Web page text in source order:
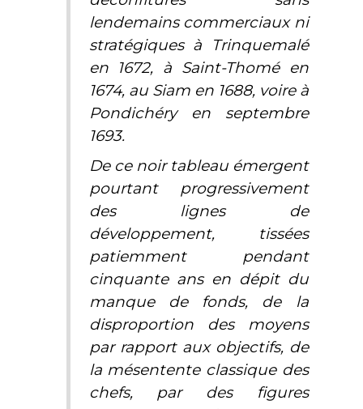
lendemains commerciaux ni
stratégiques à Trinquemalé
en 1672, à Saint-Thomé en
1674, au Siam en 1688, voire à
Pondichéry en septembre
1693.
De ce noir tableau émergent
pourtant progressivement
des lignes de
développement, tissées
patiemment pendant
cinquante ans en dépit du
manque de fonds, de la
disproportion des moyens
par rapport aux objectifs, de
la mésentente classique des
chefs, par des figures